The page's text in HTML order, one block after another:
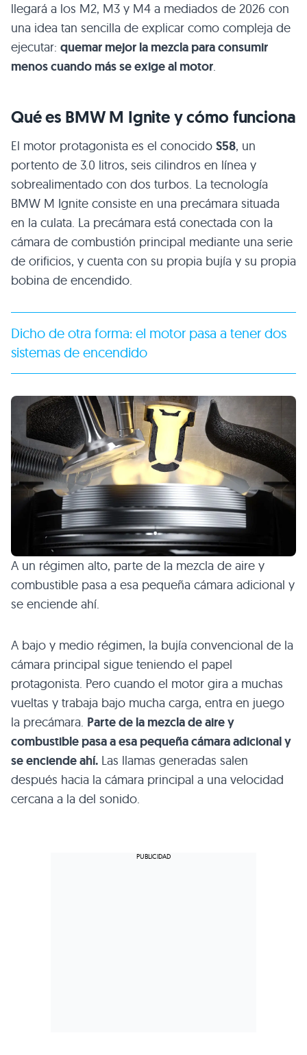
llegará a los M2, M3 y M4 a mediados de 2026 con
una idea tan sencilla de explicar como compleja de
ejecutar: quemar mejor la mezcla para consumir
menos cuando más se exige al motor.
Qué es BMW M Ignite y cómo funciona
El motor protagonista es el conocido S58, un
portento de 3.0 litros, seis cilindros en línea y
sobrealimentado con dos turbos. La tecnología
BMW M Ignite consiste en una precámara situada
en la culata. La precámara está conectada con la
cámara de combustión principal mediante una serie
de orificios, y cuenta con su propia bujía y su propia
bobina de encendido.
Dicho de otra forma: el motor pasa a tener dos
sistemas de encendido
A un régimen alto, parte de la mezcla de aire y
combustible pasa a esa pequeña cámara adicional y
se enciende ahí.
A bajo y medio régimen, la bujía convencional de la
cámara principal sigue teniendo el papel
protagonista. Pero cuando el motor gira a muchas
vueltas y trabaja bajo mucha carga, entra en juego
la precámara. Parte de la mezcla de aire y
combustible pasa a esa pequeña cámara adicional y
se enciende ahí. Las llamas generadas salen
después hacia la cámara principal a una velocidad
cercana a la del sonido.